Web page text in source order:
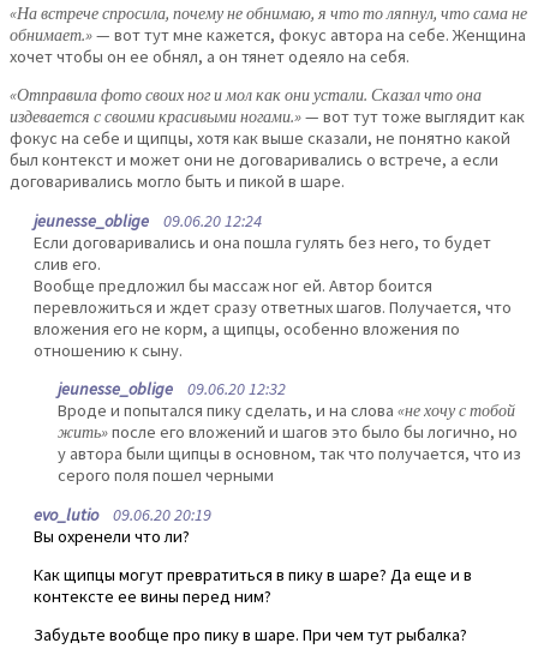
«На встрече спросила, почему не обнимаю, я что то ляпнул, что сама не
обнимает.»— вот тут мне кажется, фокус автора на себе. Женщина
хочет чтобы он ее обнял, а он тянет одеяло на себя.
«Отправила фото своих ног и мол как они устали. Сказал что она
издевается с своими красивыми ногами.»— вот тут тоже выглядит как
фокус на себе и щипцы, хотя как выше сказали, не понятно какой
был контекст и может они не договаривались о встрече, а если
договаривались могло быть и пикой в шаре.
jeunesse_oblige 09.06.20 12:24
Если договаривались и она пошла гулять без него, то будет
слив его.
Вообще предложил бы массаж ног ей. Автор боится
перевложиться и ждет сразу ответных шагов. Получается, что
вложения его не корм, а щипцы, особенно вложения по
отношению к сыну.
jeunesse_oblige 09.06.20 12:32
Вроде и попытался пику сделать, и на слова «не хочу с тобой
жить»после его вложений и шагов это было бы логично, но
у автора были щипцы в основном, так что получается, что из
серого поля пошел черными
evo_lutio09.06.20 20:19
Вы охренели что ли?
Как щипцы могут превратиться в пику в шаре? Да еще и в
контексте ее вины перед ним?
Забудьте вообще про пику в шаре. При чем тут рыбалка?